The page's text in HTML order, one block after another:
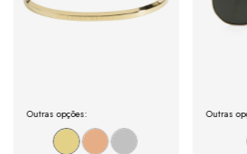
Outras opções: Outras